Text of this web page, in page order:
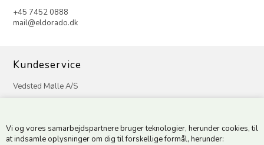
Vi og vores samarbejdspartnere bruger teknologier, herunder cookies, til
at indsamle oplysninger om dig til forskellige formål, herunder:
+45 7452 0888
mail@eldorado.dk
Kundeservice
Vedsted Mølle A/S
CVR 49879415 Mailvedstedmoelle@post.tele.dk